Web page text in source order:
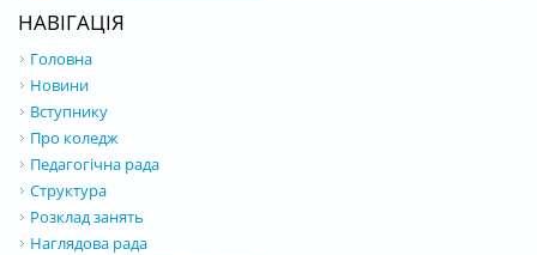
НАВІГАЦІЯ
Головна
Новини
Вступнику
Про коледж
Педагогічна рада
Структура
Розклад занять
Наглядова рада